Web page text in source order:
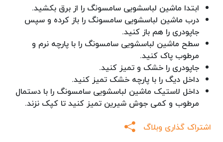
ابتدا ماشین لباسشویی سامسونگ را از برق بکشید.
درب ماشین لباسشویی سامسونگ را باز کرده و سپس
جاپودری را هم باز کنید.
سطح ماشین لباسشویی سامسونگ را با پارچه نرم و
مرطوب پاک کنید.
جاپودری را خشک و تمیز کنید.
داخل دیگ را با پارچه خشک تمیز کنید.
داخل لاستیک ماشین لباسشویی سامسونگ را با دستمال
مرطوب و کمی جوش شیرین تمیز کنید تا کپک نزند.
اشتراک گذاری وبلاگ